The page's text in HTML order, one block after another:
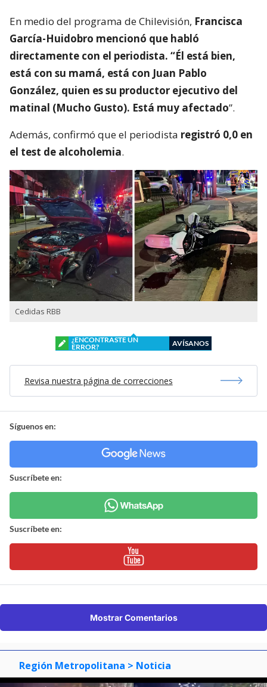
En medio del programa de Chilevisión, Francisca
García-Huidobro mencionó que habló
directamente con el periodista. “Él está bien,
está con su mamá, está con Juan Pablo
González, quien es su productor ejecutivo del
matinal (Mucho Gusto). Está muy afectado”.
Además, confirmó que el periodista registró 0,0 en
el test de alcoholemia.
Cedidas RBB
¿ENCONTRASTE UN
ERROR?
AVÍSANOS
Revisa nuestra página de correcciones
Síguenos en:
Suscríbete en:
Suscríbete en:
Mostrar Comentarios
Región Metropolitana > Noticia